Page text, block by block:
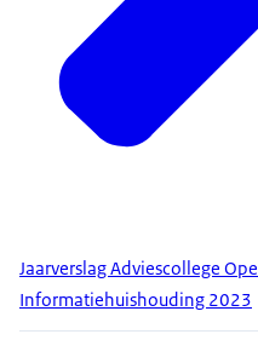
Jaarverslag Adviescollege
Informatiehuishouding 2023